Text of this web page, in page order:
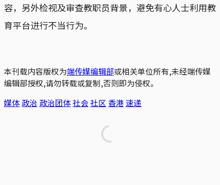
容，另外检视及审查教职员背景，避免有心人士利用教
育平台进行不当行为。
本刊载内容版权为端传媒编辑部或相关单位所有,未经端传媒
编辑部授权,请勿转载或复制,否则即为侵权。
媒体 政治 政治团体社会社区 香港 速递